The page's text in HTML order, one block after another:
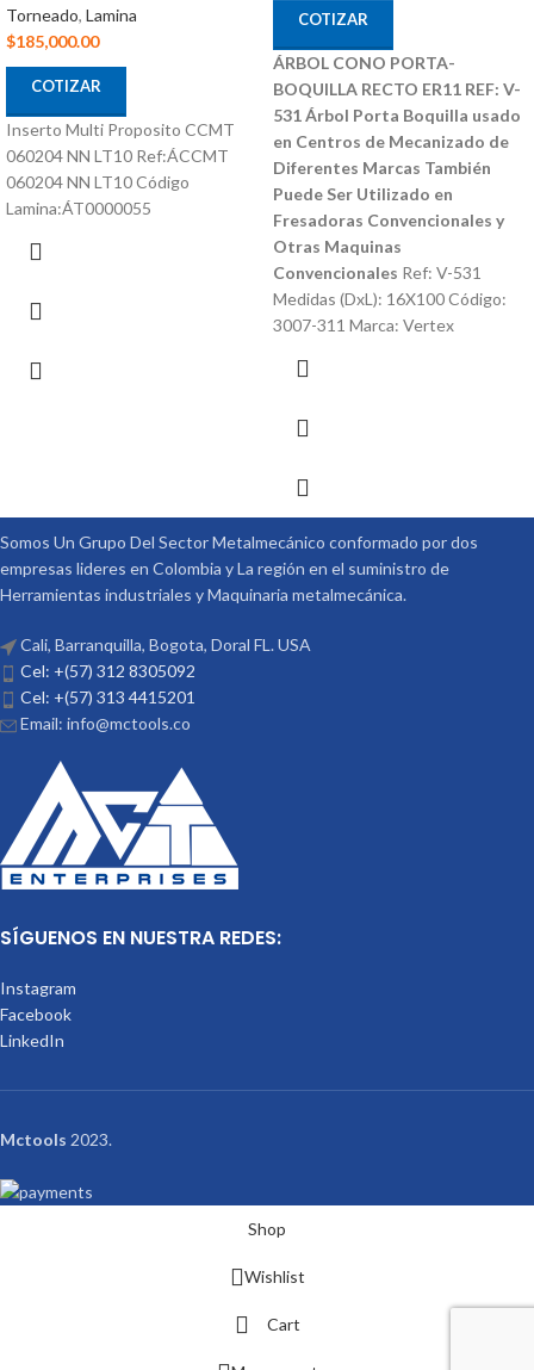
Torneado, Lamina
$185,000.00
COTIZAR
Inserto Multi Proposito CCMT
060204 NN LT10 Ref:ÁCCMT
060204 NN LT10 Código
Lamina:ÁT0000055
COTIZAR
ÁRBOL CONO PORTA-
BOQUILLA RECTO ER11 REF: V-
531Árbol Porta Boquilla usado
en Centros de Mecanizado de
Diferentes Marcas También
Puede Ser Utilizado en
Fresadoras Convencionales y
Otras Maquinas
Convencionales Ref: V-531
Medidas (DxL): 16X100 Código:
3007-311 Marca: Vertex
Somos Un Grupo Del Sector Metalmecánico conformado por dos
empresas lideres en Colombia y La región en el suministro de
Herramientas industriales y Maquinaria metalmecánica.
Cali, Barranquilla, Bogota, Doral FL. USA
Cel: +(57) 312 8305092
Cel: +(57) 313 4415201
Email: info@mctools.co
SÍGUENOS EN NUESTRA REDES:
Instagram
Facebook
LinkedIn
Mctools 2023.
Shop
Wishlist
Cart